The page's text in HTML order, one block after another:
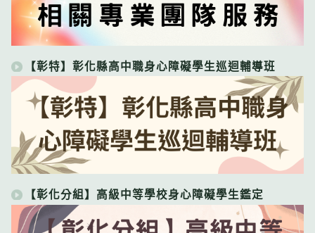
【彰特】彰化縣高中職身心障礙學生巡迴輔導班
【彰化分組】高級中等學校身心障礙學生鑑定